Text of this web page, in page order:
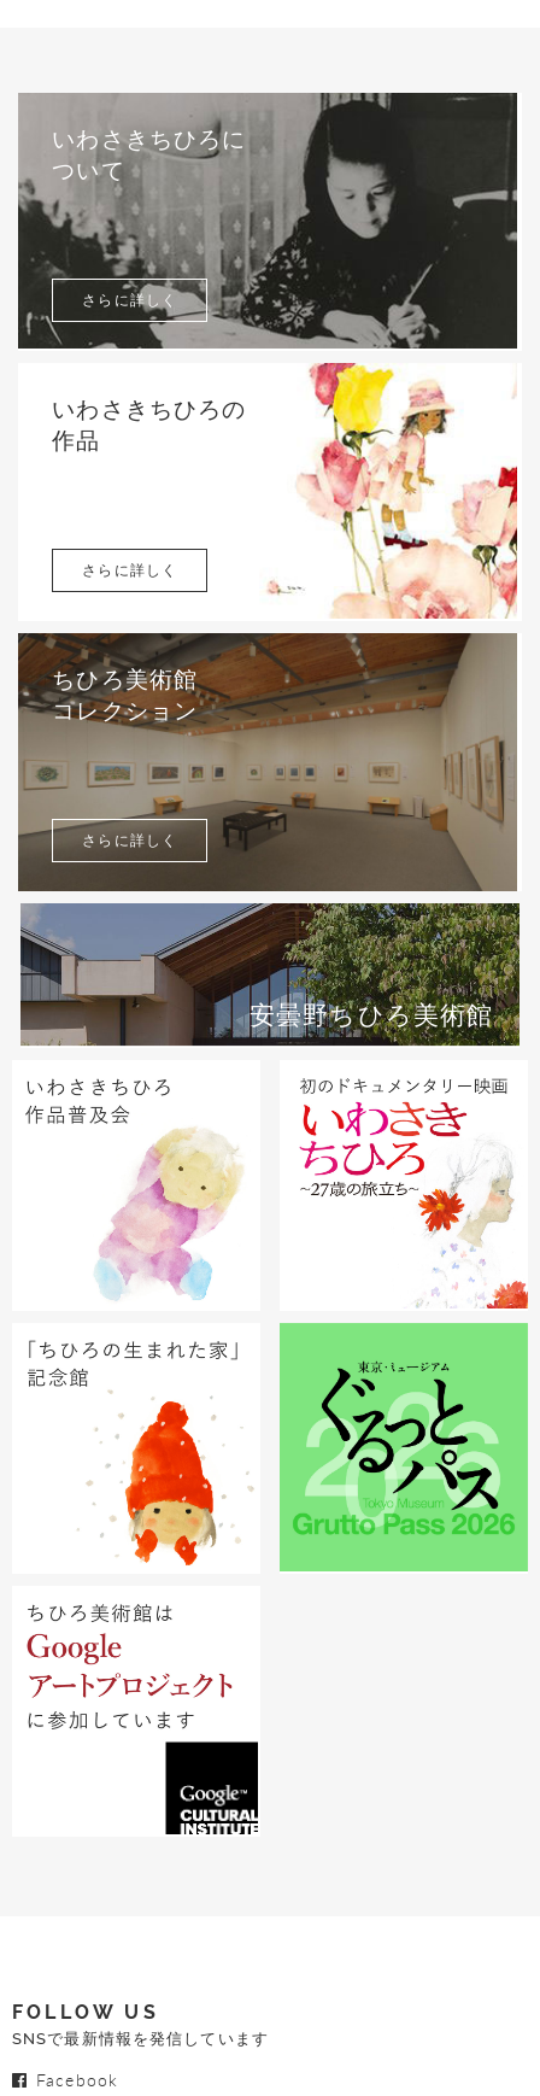
いわさきちひろに
ついて
さらに詳しく
いわさきちひろの
作品
さらに詳しく
ちひろ美術館
コレクション
さらに詳しく
安曇野ちひろ美術館
FOLLOW US
SNSで最新情報を発信しています
Facebook